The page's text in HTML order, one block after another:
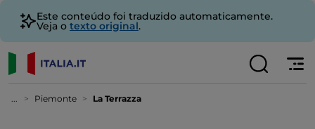
Este conteúdo foi traduzido automaticamente.
Veja o texto original.
... Piemonte La Terrazza